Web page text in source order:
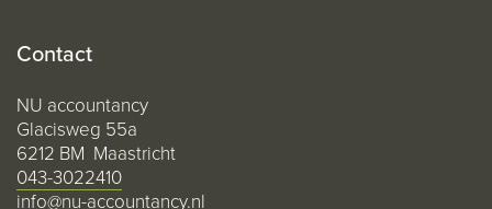
Contact
NU accountancy
Glacisweg 55a
6212 BM Maastricht
043-3022410
info@nu-accountancy.nl